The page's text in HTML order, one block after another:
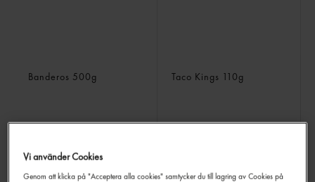
Banderos 500g
LOGGA IN
Taco Kings 110g
Vi använder Cookies
Genom att klicka på "Acceptera alla cookies" samtycker du till lagring av Cookies på